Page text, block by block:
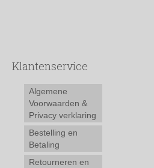
Klantenservice
Algemene
Voorwaarden &
Privacy verklaring
Bestelling en
Betaling
Retourneren en